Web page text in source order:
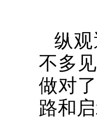
纵
不多
做对
路和